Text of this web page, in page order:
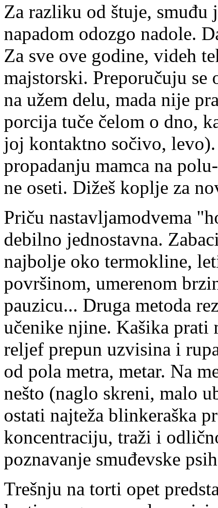
Za razliku od štuje, smuđu
napadom odozgo nadole.
Za sve ove godine, videh
majstorski. Preporučuju
na užem delu, mada nije
porcija tuče čelom o dno,
joj kontaktno sočivo, levo).
propadanju mamca na
ne oseti. Dižeš koplje za
Priču nastavljamodvema
debilno jednostavna.
najbolje oko termokline,
površinom, umerenom
pauzicu... Druga metoda
učenike njine. Kašika prati
reljef prepun uzvisina i
od pola metra, metar. Na
nešto (naglo skreni, malo
ostati najteža blinkeraška
koncentraciju, traži i
poznavanje smuđevske
Trešnju na torti opet